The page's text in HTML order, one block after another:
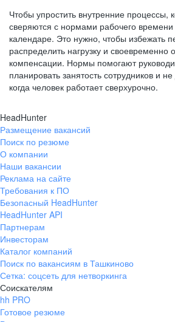
Чтобы упростить внутренние процессы,
сверяются с нормами рабочего времени
календаре. Это нужно, чтобы избежать
распределить нагрузку и своевременно
компенсации. Нормы помогают
планировать занятость сотрудников и
когда человек работает сверхурочно.
HeadHunter
Размещение вакансий
Поиск по резюме
О компании
Наши вакансии
Реклама на сайте
Требования к ПО
Безопасный HeadHunter
HeadHunter API
Партнерам
Инвесторам
Каталог компаний
Поиск по вакансиям в Ташкиново
Сетка: соцсеть для нетворкинга
Соискателям
hh PRO
Готовое резюме